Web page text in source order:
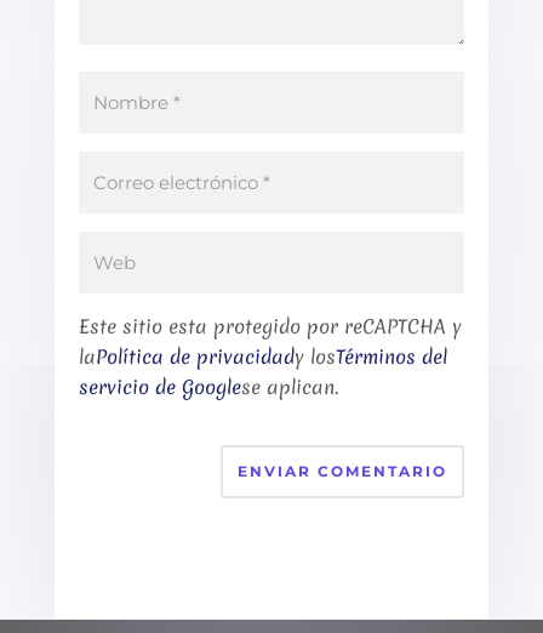
Este sitio esta protegido por reCAPTCHA y
laPolítica de privacidady losTérminos del
servicio de Googlese aplican.
ENVIAR COMENTARIO